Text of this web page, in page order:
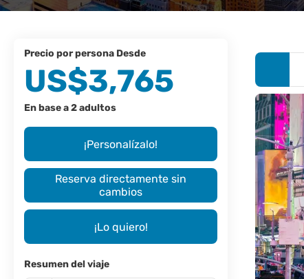
precio por persona Desde
US$3,765
En base a 2 adultos
¡Personalízalo!
Reserva directamente sin
cambios
¡Lo quiero!
Resumen del viaje